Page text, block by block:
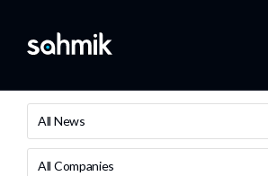
All News
All Companies